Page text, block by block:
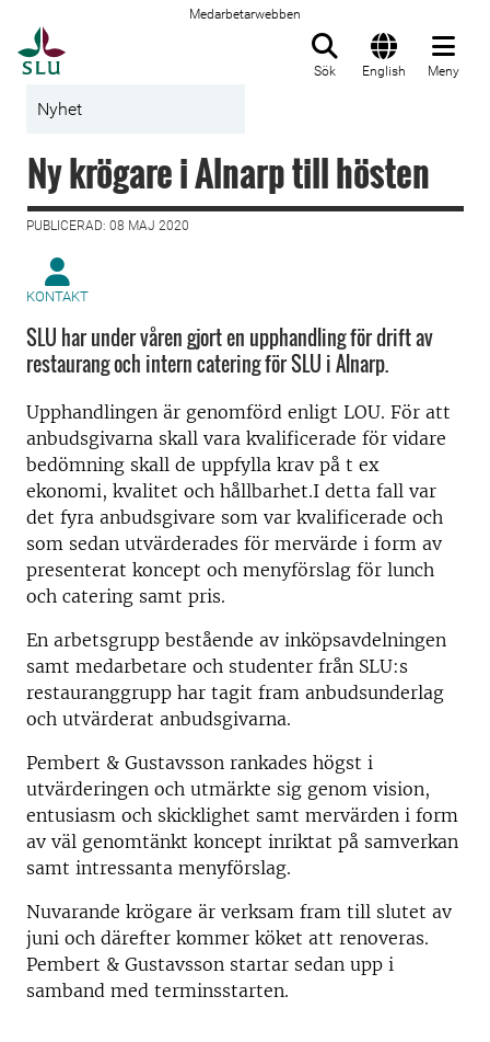
Medarbetarwebben
Sök English Meny
Nyhet
Ny krögare i Alnarp till hösten
PUBLICERAD: 08 MAJ 2020
KONTAKT
SLU har under våren gjort en upphandling för drift av
restaurang och intern catering för SLU i Alnarp.
Upphandlingen är genomförd enligt LOU. För att
anbudsgivarna skall vara kvalificerade för vidare
bedömning skall de uppfylla krav på t ex
ekonomi, kvalitet och hållbarhet.I detta fall var
det fyra anbudsgivare som var kvalificerade och
som sedan utvärderades för mervärde i form av
presenterat koncept och menyförslag för lunch
och catering samt pris.
En arbetsgrupp bestående av inköpsavdelningen
samt medarbetare och studenter från SLU:s
restauranggrupp har tagit fram anbudsunderlag
och utvärderat anbudsgivarna.
Pembert & Gustavsson rankades högst i
utvärderingen och utmärkte sig genom vision,
entusiasm och skicklighet samt mervärden i form
av väl genomtänkt koncept inriktat på samverkan
samt intressanta menyförslag.
Nuvarande krögare är verksam fram till slutet av
juni och därefter kommer köket att renoveras.
Pembert & Gustavsson startar sedan upp i
samband med terminsstarten.